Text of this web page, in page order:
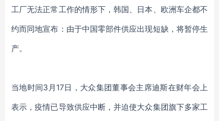
工厂无法正常工作的情形下，韩国、日本、欧洲车企都不
约而同地宣布：由于中国零部件供应出现短缺，将暂停生
产。
当地时间3月17日，大众集团董事会主席迪斯在财年会上
表示，疫情已导致供应中断，并迫使大众集团旗下多家工